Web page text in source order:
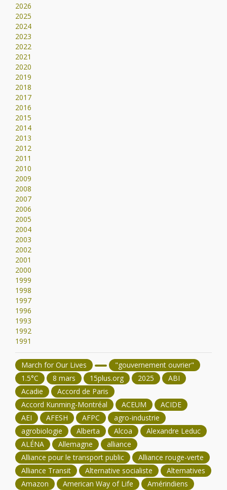
2026
2025
2024
2023
2022
2021
2020
2019
2018
2017
2016
2015
2014
2013
2012
2011
2010
2009
2008
2007
2006
2005
2004
2003
2002
2001
2000
1999
1998
1997
1996
1993
1992
1991
March for Our Lives
"gouvernement ouvrier"
1.5°C
8 mars 15plus.org 2025
ABI
Acadie
Accord de Paris
Accord Kunming-Montréal
ACEUM
ACIDE
AEI
AFESH AFPC
agro-industrie
agrobiologie
Alberta Alcoa
Alexandre Leduc
ALÉNA
Allemagne
alliance
Alliance pour le transport public
Alliance rouge-verte
Alliance Transit
Alternative socialiste
Alternatives
Amazon
American Way of Life Amérindiens